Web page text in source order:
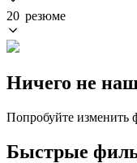
20 резюме
Ничего не
Попробуйте изменить
Быстрые